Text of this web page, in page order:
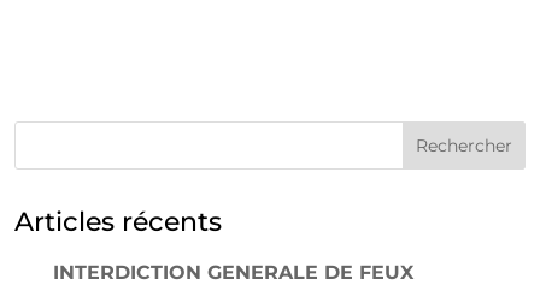
Articles récents
INTERDICTION GENERALE DE FEUX